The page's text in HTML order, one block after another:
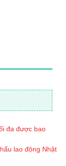
đa được bao
lao động Nhật